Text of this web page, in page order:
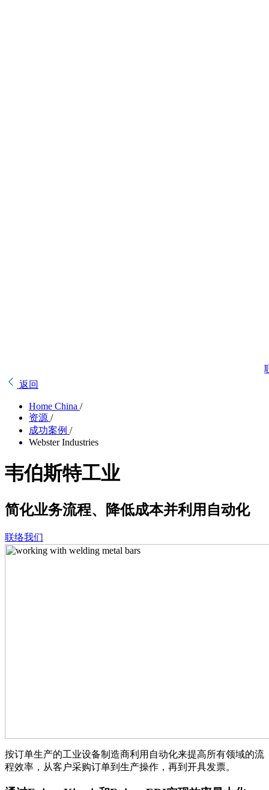
返回
Home China /
资源 /
成功案例 /
Webster Industries
韦伯斯特工业
简化业务流程、降低成本并利用自动化
联络我们
按订单生产的工业设备制造商利用自动化来提高所有领域的流
程效率，从客户采购订单到生产操作，再到开具发票。